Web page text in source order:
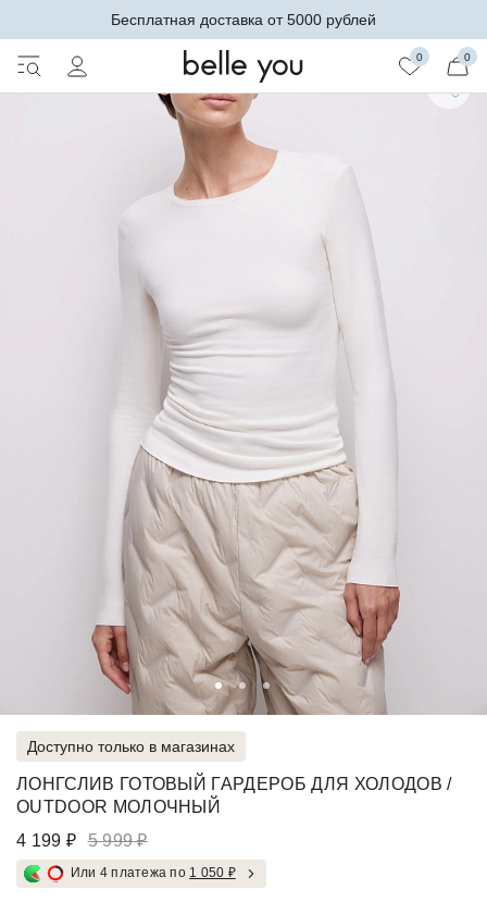
Бесплатная доставка от 5000 рублей
0 0
Доступно только в магазинах
ЛОНГСЛИВ ГОТОВЫЙ ГАРДЕРОБ ДЛЯ ХОЛОДОВ /
OUTDOOR МОЛОЧНЫЙ
4 199 ₽
5 999 ₽
Или 4 платежа по 1 050 ₽